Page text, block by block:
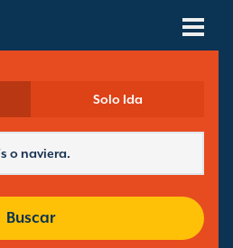
Solo Ida
Buscar